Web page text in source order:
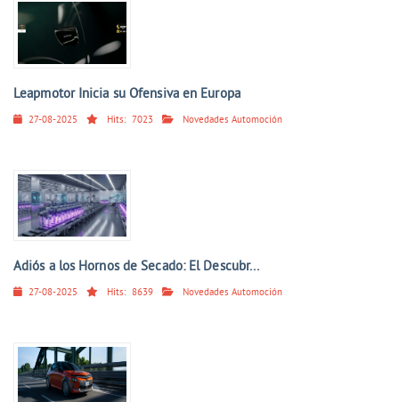
Leapmotor Inicia su Ofensiva en Europa
27-08-2025 Hits: 7023 Novedades Automoción
Adiós a los Hornos de Secado: El Descubr...
27-08-2025 Hits: 8639 Novedades Automoción